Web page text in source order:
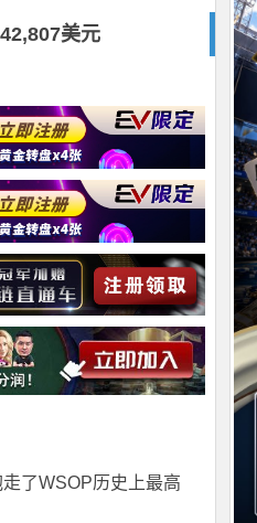
美元
了WSOP历史上最高